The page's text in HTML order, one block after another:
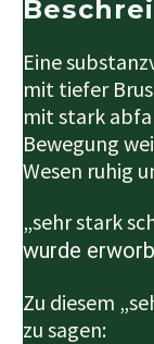
Eine
mit tiefer
mit stark
Bewegung
Wesen ruhig
„sehr stark
wurde
Zu diesem
zu sagen: